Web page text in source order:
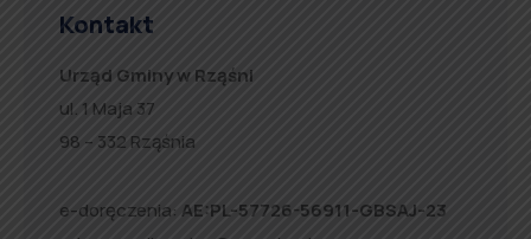
Kontakt
Urząd Gminy w Rząśni
ul. 1 Maja 37
98 – 332 Rząśnia
e-doręczenia: AE:PL-57726-56911-GBSAJ-23